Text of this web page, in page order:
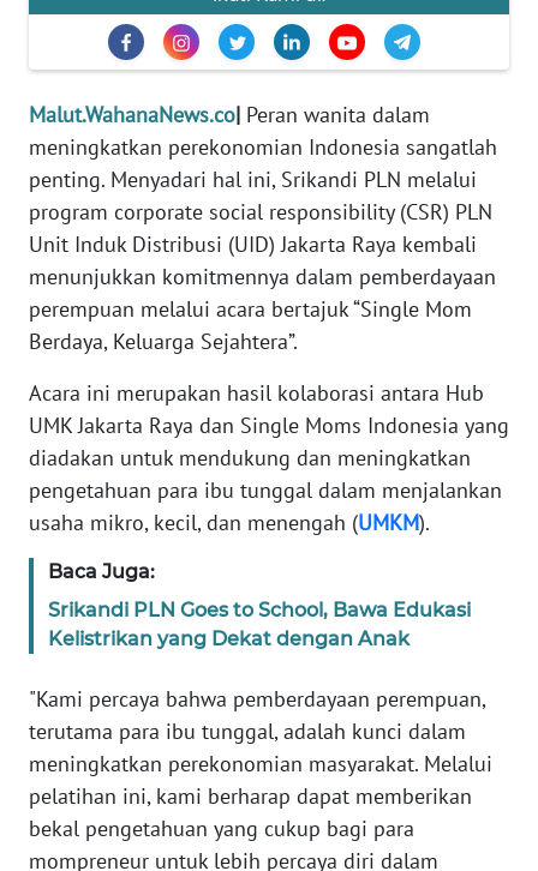
Malut.WahanaNews.co| Peran wanita dalam
meningkatkan perekonomian Indonesia sangatlah
penting. Menyadari hal ini, Srikandi PLN melalui
program corporate social responsibility (CSR) PLN
Unit Induk Distribusi (UID) Jakarta Raya kembali
menunjukkan komitmennya dalam pemberdayaan
perempuan melalui acara bertajuk “Single Mom
Berdaya, Keluarga Sejahtera”.
Acara ini merupakan hasil kolaborasi antara Hub
UMK Jakarta Raya dan Single Moms Indonesia yang
diadakan untuk mendukung dan meningkatkan
pengetahuan para ibu tunggal dalam menjalankan
usaha mikro, kecil, dan menengah (UMKM).
Baca Juga:
Srikandi PLN Goes to School, Bawa Edukasi
Kelistrikan yang Dekat dengan Anak
"Kami percaya bahwa pemberdayaan perempuan,
terutama para ibu tunggal, adalah kunci dalam
meningkatkan perekonomian masyarakat. Melalui
pelatihan ini, kami berharap dapat memberikan
bekal pengetahuan yang cukup bagi para
mompreneur untuk lebih percaya diri dalam
REDAKSI
DISCLAIMER
Wahana
News
Regional
WN
SUMUT
WN
JAKARTA
WN
JABAR
WN
BANTEN
NTT
WN
KEPRI